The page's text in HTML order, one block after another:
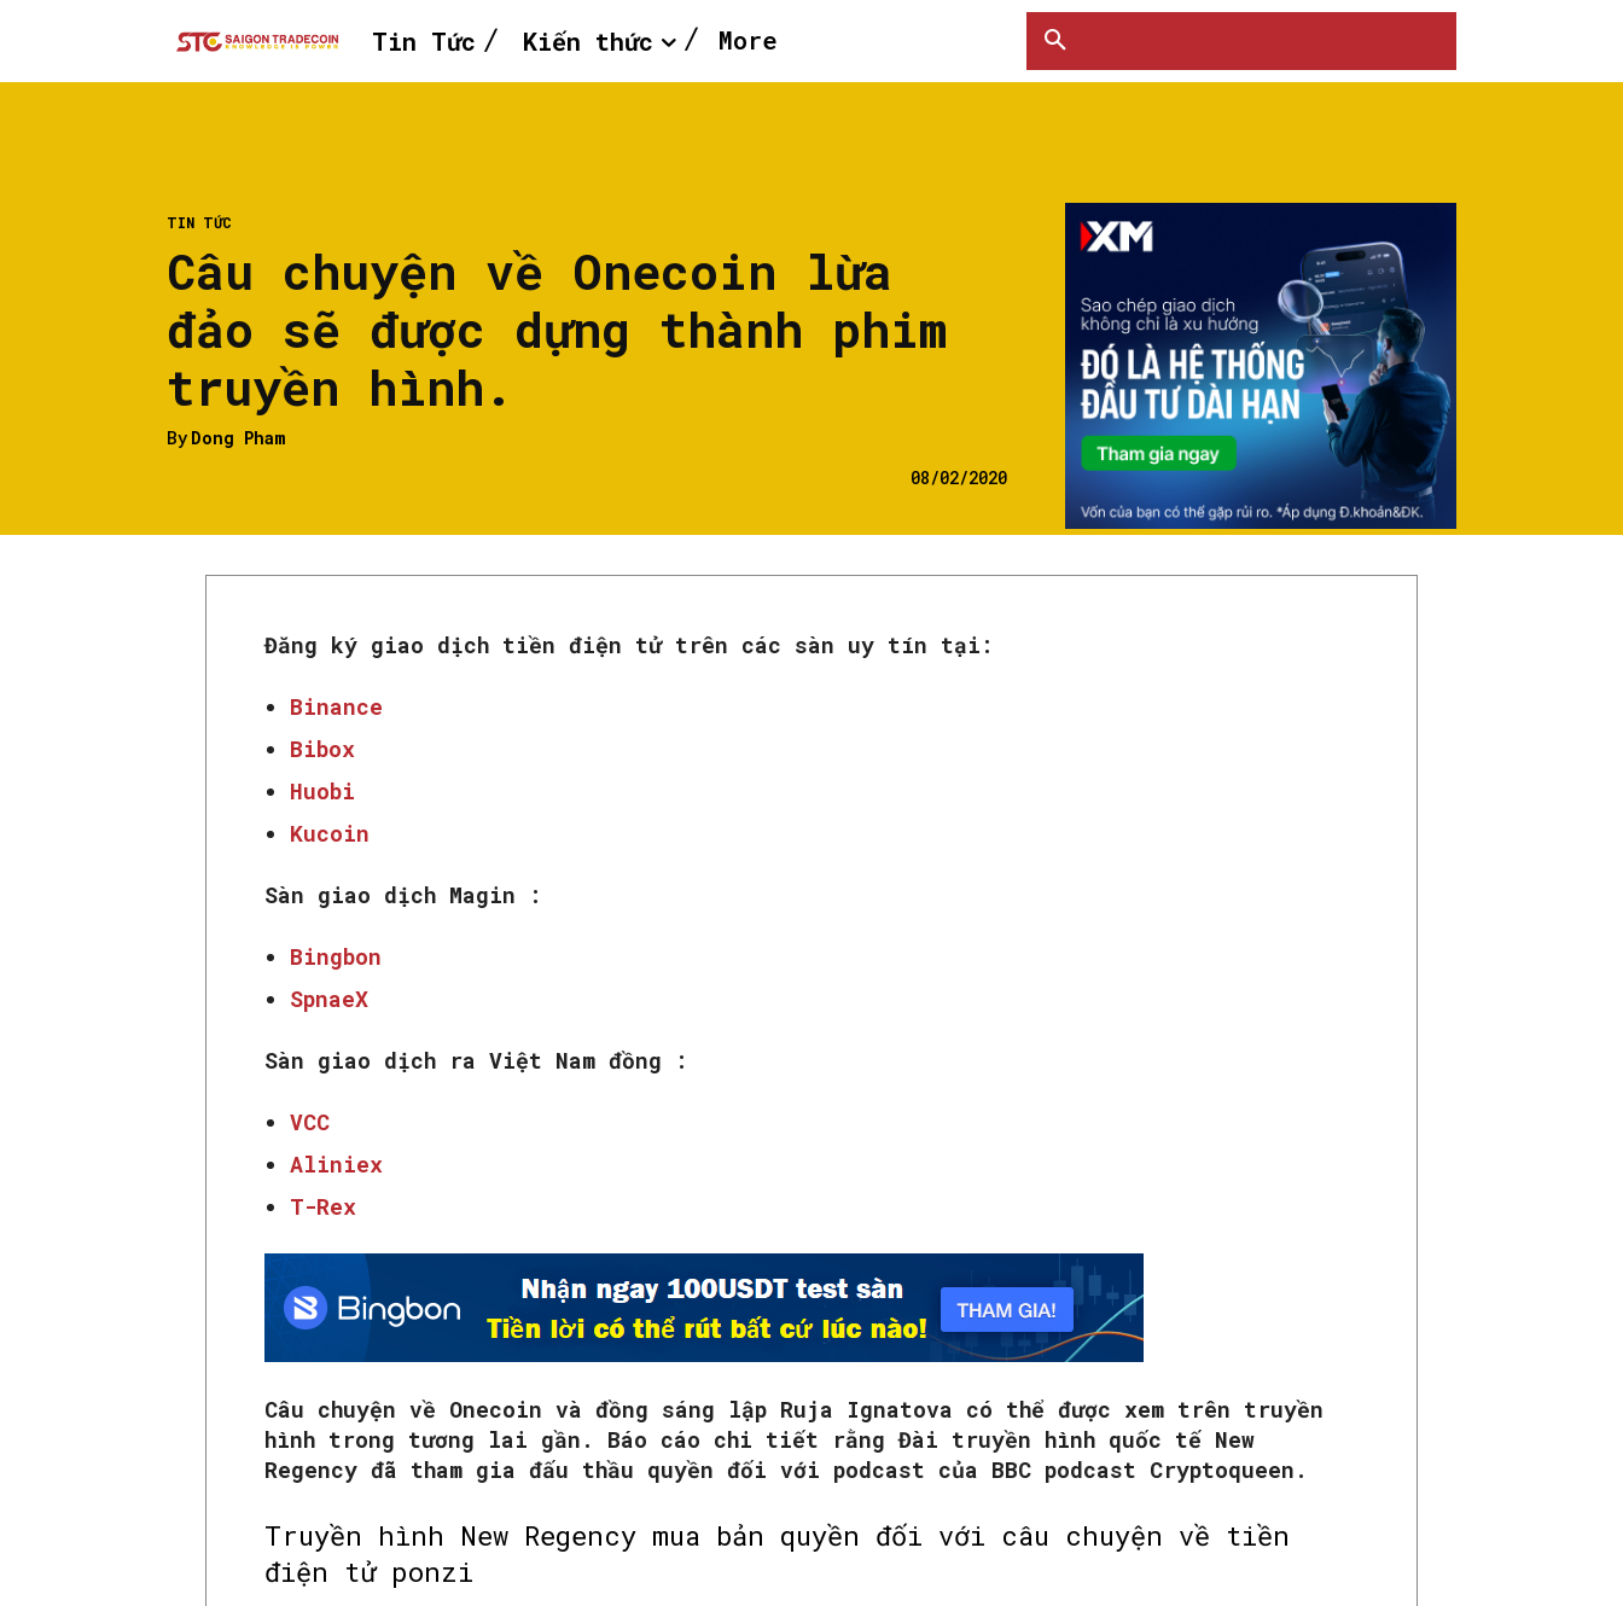
Tin Tức Kiến thức More
TIN TỨC
Câu chuyện về Onecoin lừa
đảo sẽ được dựng thành phim
truyền hình.
By Dong Pham
08/02/2020
Đăng ký giao dịch tiền điện tử trên các sàn uy tín tại:
Binance
Bibox
Huobi
Kucoin
Sàn giao dịch Magin :
Bingbon
SpnaeX
Sàn giao dịch ra Việt Nam đồng :
VCC
Aliniex
T-Rex
Câu chuyện về Onecoin và đồng sáng lập Ruja Ignatova có thể được xem trên truyền
hình trong tương lai gần. Báo cáo chi tiết rằng Đài truyền hình quốc tế New
Regency đã tham gia đấu thầu quyền đối với podcast của BBC podcast Cryptoqueen.
Truyền hình New Regency mua bản quyền đối với câu chuyện về tiền
điện tử ponzi